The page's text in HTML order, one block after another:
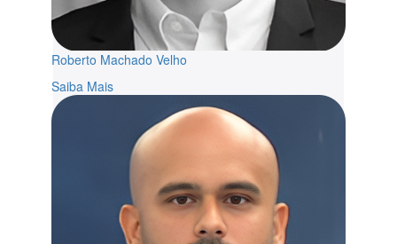
Roberto Machado Velho
Saiba Mais